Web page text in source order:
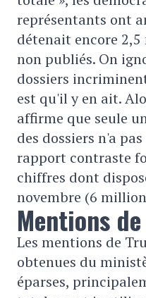
représentants ont
détenait encore
non publiés. On
dossiers
est qu'il y en ait.
affirme que seule
des dossiers n'a
rapport contraste
chiffres dont
novembre (6
Mentions
Les mentions de
obtenues du
éparses,